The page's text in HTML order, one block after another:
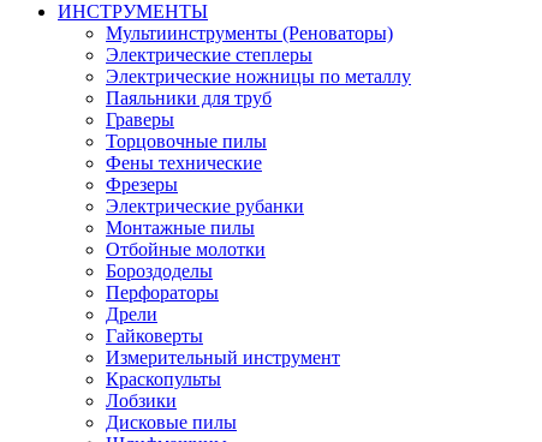
ИНСТРУМЕНТЫ
Мультиинструменты (Реноваторы)
Электрические степлеры
Электрические ножницы по металлу
Паяльники для труб
Граверы
Торцовочные пилы
Фены технические
Фрезеры
Электрические рубанки
Монтажные пилы
Отбойные молотки
Бороздоделы
Перфораторы
Дрели
Гайковерты
Измерительный инструмент
Краскопульты
Лобзики
Дисковые пилы